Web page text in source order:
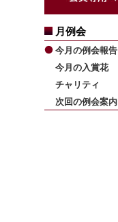
月例会
今月の例会報告
今月の入賞花
チャリティ
次回の例会案内